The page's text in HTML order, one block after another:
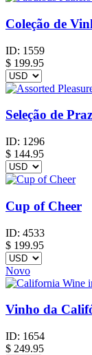
Coleção de
ID: 1559
$ 199.95
Seleção de
ID: 1296
$ 144.95
Cup of Cheer
ID: 4533
$ 199.95
Novo
Vinho da
ID: 1654
$ 249.95